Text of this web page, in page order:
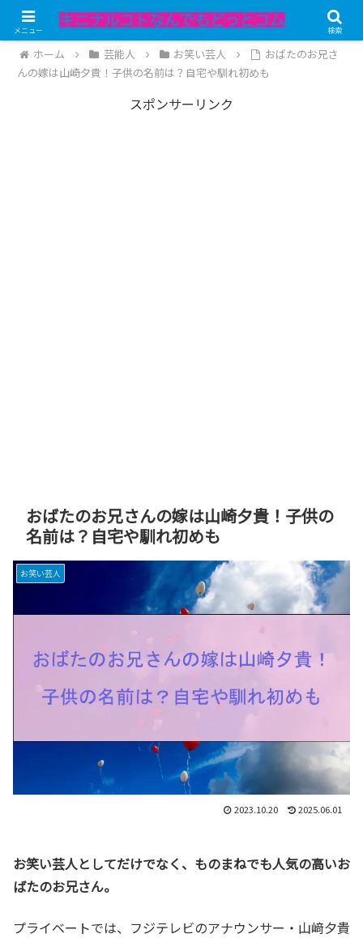
記事内にPRが含まれています。
ホーム 芸能人 お笑い芸人
おばたのお兄さ
んの嫁は山崎夕貴！子供の名前は？自宅や馴れ初めも
スポンサーリンク
おばたのお兄さんの嫁は山崎夕貴！子供の
名前は？自宅や馴れ初めも
お笑い芸人
2023.10.20 2025.06.01
お笑い芸人としてだけでなく、ものまねでも人気の高いお
ばたのお兄さん。
プライベートでは、フジテレビのアナウンサー・山﨑夕貴
メニュー 検索